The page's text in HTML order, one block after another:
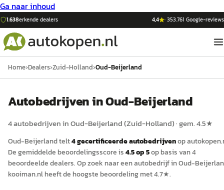
Ga naar inhoud
1.638erkende dealers 4,4 ·353.761 Google-reviews
Home›Dealers›Zuid-Holland›Oud-Beijerland
Autobedrijven inOud-Beijerland
4autobedrijven inOud-Beijerland(Zuid-Holland)· gem.4.5★
Oud-Beijerlandtelt4gecertificeerdeautobedrijvenop
De gemiddelde beoordelingsscore is4.5op 5op basis van4
beoordeelde dealers.Op zoek naar een autobedrijf in Oud-
kooiman.nlheeft de hoogste beoordeling met4.7★.